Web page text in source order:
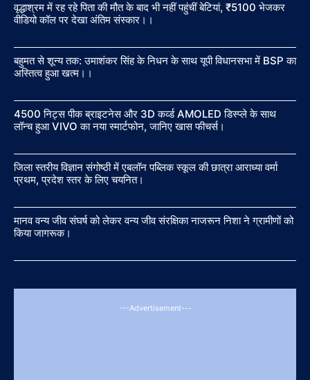
वृद्धाश्रम में रह रहे पिता की मौत के बाद भी नहीं पहुंचीं बेटियां, ₹5100 भेजकर
वीडियो कॉल पर देखा अंतिम संस्कार।।
बहुमत से शून्य तक: उमाशंकर सिंह के निधन के साथ यूपी विधानसभा में BSP का
अस्तित्व हुआ खत्म।।
4500 निट्स पीक ब्राइटनेस और 3D कर्व्ड AMOLED डिस्प्ले के साथ
लॉन्च हुआ VIVO का नया स्मार्टफोन, जानिए खास फीचर्स।
जिला स्तरीय विज्ञान संगोष्ठी में एबलॉन पब्लिक स्कूल की छात्रा आराध्या वर्मा
प्रथम, प्रदेश स्तर के लिए चयनित।
मानव वन्य जीव संघर्ष को लेकर वन्य जीव संरक्षिका नाजरून निशा ने ग्रामीणों को
किया जागरूक।
---Advertisement---